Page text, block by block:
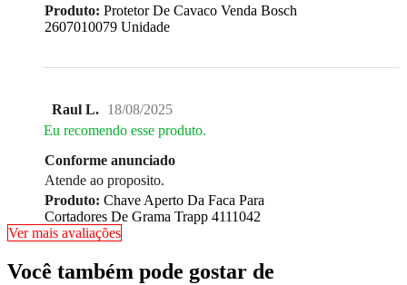
Produto: Protetor De Cavaco Venda Bosch
2607010079 Unidade
Raul L. 18/08/2025
Eu recomendo esse produto.
Conforme anunciado
Atende ao proposito.
Produto: Chave Aperto Da Faca Para
Cortadores De Grama Trapp 4111042
Ver mais avaliações
Você também pode gostar de